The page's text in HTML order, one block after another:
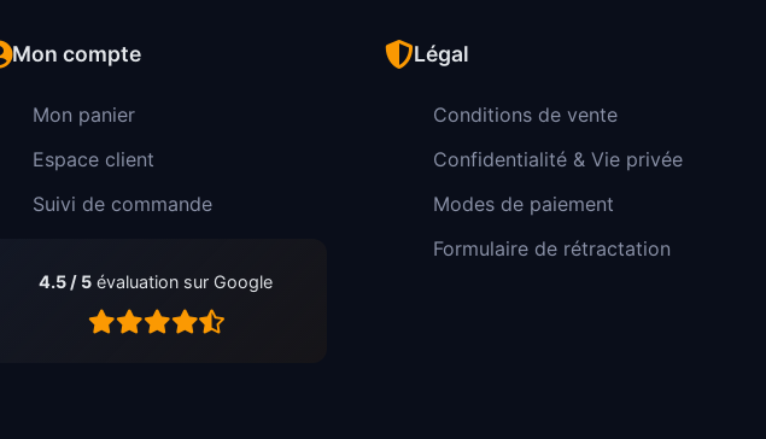
Mon compte
Mon panier
Espace client
Suivi de commande
4.5 / 5 évaluation sur Google
Légal
Conditions de vente
Confidentialité & Vie privée
Modes de paiement
Formulaire de rétractation